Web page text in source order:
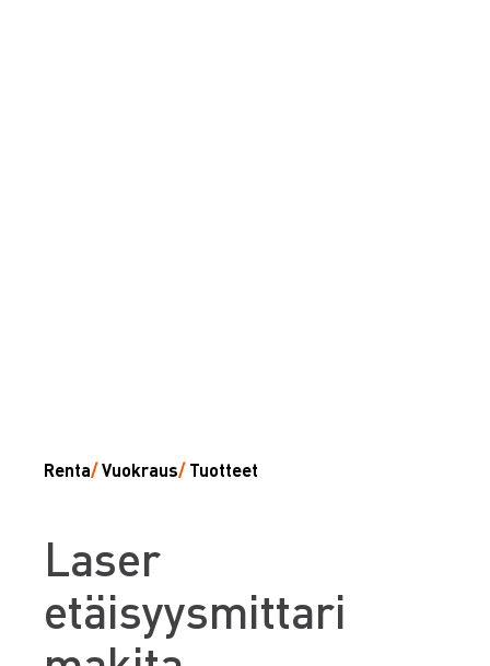
Renta/Vuokraus/ Tuotteet
Laser
etäisyysmittari